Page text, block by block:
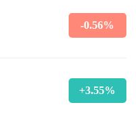
-0.56%
+3.55%